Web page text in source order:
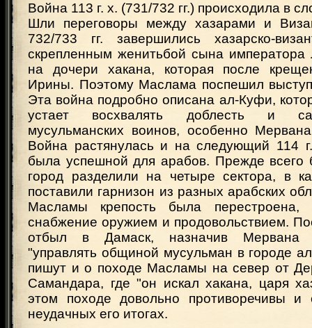
Война 113 г. х. (731/732 гг.) происходила в
Шли переговоры между хазарами и
732/733 гг. завершились хазарско-
скрепленным женитьбой сына императора
на дочери хакана, которая после
Ирины. Поэтому Маслама поспешил
Эта война подробно описана ал-Куфи,
устает восхвалять доблесть и
мусульманских воинов, особенно
Война растянулась и на следующий 114
была успешной для арабов. Прежде всего
город разделили на четыре сектора, в
поставили гарнизон из разных арабских
Масламы крепость была перестроена,
снабжение оружием и продовольствием.
отбыл в Дамаск, назначив Мервана
"управлять общиной мусульман в городе
пишут и о походе Масламы на север от
Самандара, где "он искал хакана, царя
этом походе довольно противоречивы и
неудачных его итогах.